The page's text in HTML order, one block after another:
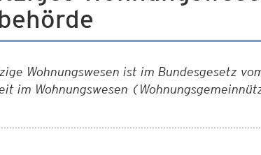
Wohnungswesen ist im Bundesgesetz
im Wohnungswesen